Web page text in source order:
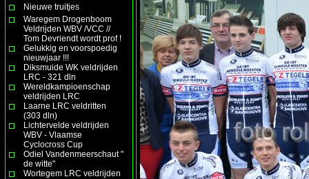
Nieuwe truitjes
Waregem Drogenboom
Veldrijden WBV /VCC //
Tom Devriendt wordt prof !
Gelukkig en voorspoedig
nieuwjaar !!!
Diksmuide WK veldrijden
LRC - 321 dln
Wereldkampioenschap
veldrijden LRC
Laarne LRC veldritten
(303 dln)
Lichtervelde veldrijden
WBV - Vlaamse
Cyclocross Cup
Odiel Vandenmeerschaut "
de witte"
Wortegem LRC veldrijden